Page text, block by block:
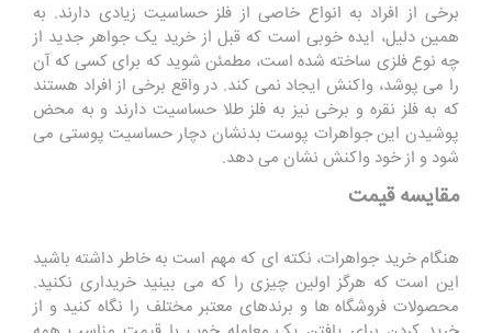
برخی از افراد به انواع خاصی از فلز حساسیت زیادی دارند. به
همین دلیل، ایده خوبی است که قبل از خرید یک جواهر جدید از
چه نوع فلزی ساخته شده است، مطمئن شوید که برای کسی که آن
را می پوشد، واکنش ایجاد نمی کند. در واقع برخی از افراد هستند
که به فلز نقره و برخی نیز به فلز طلا حساسیت دارند و به محض
پوشیدن این جواهرات پوست بدنشان دچار حساسیت پوستی می
شود و از خود واکنش نشان می دهد.
مقایسه قیمت
هنگام خرید جواهرات، نکته ای که مهم است به خاطر داشته باشید
این است که هرگز اولین چیزی را که می بینید خریداری نکنید.
محصولات فروشگاه ها و برندهای معتبر مختلف را نگاه کنید و از